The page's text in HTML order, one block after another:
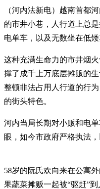
（河内法新电）越南首都
的市井小巷，人行道上总
电单车，以及无数坐在低
这种充满生命力的市井烟
撑了成千上万底层摊贩的
整顿非法占用人行道的行
的街头特色。
河内当局长期对小贩和电
眼，如今市政府严格执法，
58岁的阮氏欢向来在公寓
果蔬菜摊贩一起被“驱赶”